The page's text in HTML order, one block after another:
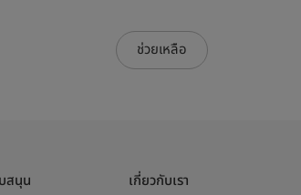
ช่วยเหลือ
สนุน เกี่ยวกับเรา